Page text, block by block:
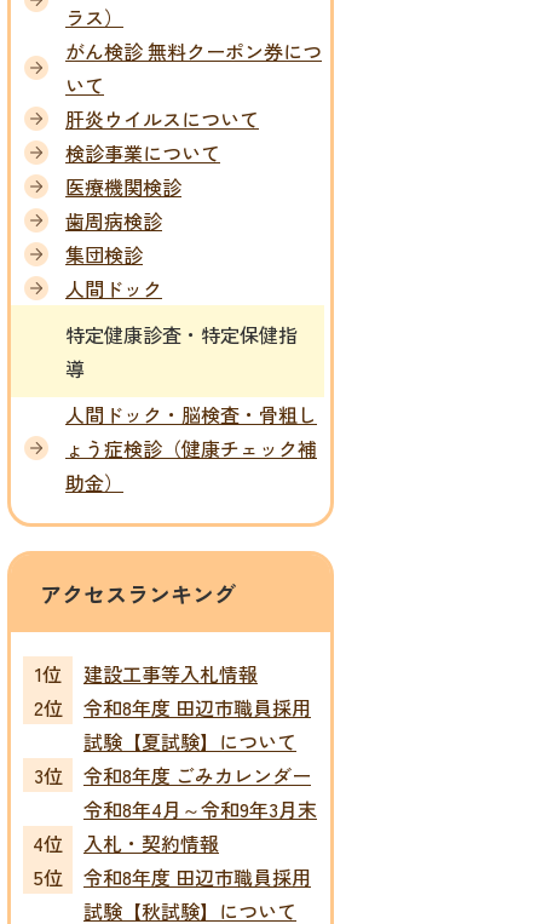
ラス）
がん検診 無料クーポン券につ
いて
肝炎ウイルスについて
検診事業について
医療機関検診
歯周病検診
集団検診
人間ドック
特定健康診査・特定保健指
導
人間ドック・脳検査・骨粗し
ょう症検診（健康チェック補
助金）
アクセスランキング
建設工事等入札情報
令和8年度 田辺市職員採用
試験【夏試験】について
令和8年度 ごみカレンダー
令和8年4月～令和9年3月末
入札・契約情報
令和8年度 田辺市職員採用
試験【秋試験】について